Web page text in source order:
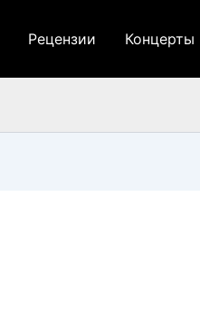
Рецензии Концерты